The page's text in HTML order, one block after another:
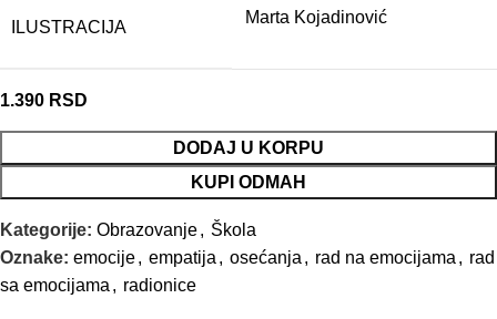
ILUSTRACIJA
Marta Kojadinović
1.390 RSD
DODAJ U KORPU
KUPI ODMAH
Kategorije: Obrazovanje, Škola
Oznake: emocije, empatija , osećanja , rad na emocijama , rad
sa emocijama , radionice